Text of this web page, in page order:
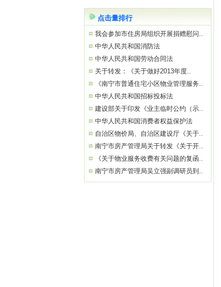
关于举办2026年初、中级消防设施操
作员
关于参观“南宁市物业服务质量提升学
习基地”——南宁中国太平金融大厦的通
知
效”公益培训的通知
点击量排行
我会参加市住房局组织开展捐赠慰问..
中华人民共和国消防法
中华人民共和国劳动合同法
关于转发：《关于做好2013年度..
《南宁市普通住宅小区物业管理服务..
中华人民共和国招标投标法
建设部关于印发《业主临时公约（示..
中华人民共和国消费者权益保护法
自治区物价局、自治区建设厅《关于..
南宁市房产管理局关于转发《关于开..
《关于物业服务收费有关问题的复函..
南宁市房产管理局吴立强副调研员到..